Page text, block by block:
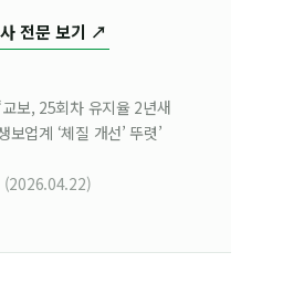
전문 보기 ↗
교보, 25회차 유지율 2년새
업계 ‘체질 개선’ 뚜렷’
(2026.04.22)